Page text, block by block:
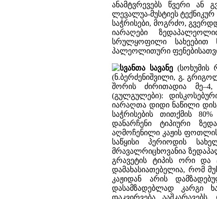
ანამტვრევებს წვერი ან
ლევალუა-მუსტიეს ტექნიკურ
საჭრისები, მოგრძო,
იარაღები
სრულყოფილი სახეებით
პალეოლითური
სვანთა სავანე(სოხუმის
(ნ.ბერძენიშვილი, გ.
შორის ძირითადია
(გულგულები):
იარაღთა დიდი ნაწილი
საჭრისების თითქმის
დანარჩენი ტიპიური
აღმოჩენილი კაჟის
საწყისი პერიოდის
მრავალრიცხოვანია
გრავეტის ტიპის ორი და
დამახასიათებელია, რომ
კაჟიდან არის
დასამზადებლად კარგი